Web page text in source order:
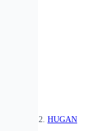
HUGAN